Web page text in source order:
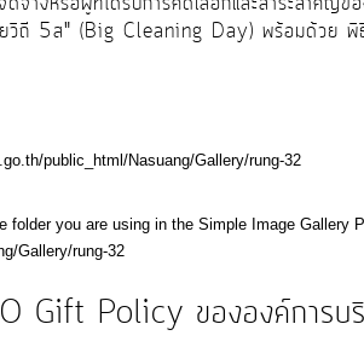
ยวิถี 5ส" (Big Cleaning Day) พร้อมด้วย พิ
public_html/Nasuang/Gallery/rung-32
you are using in the Simple Image Gallery
Gallery/rung-32
Gift Policy ขององค์การบ